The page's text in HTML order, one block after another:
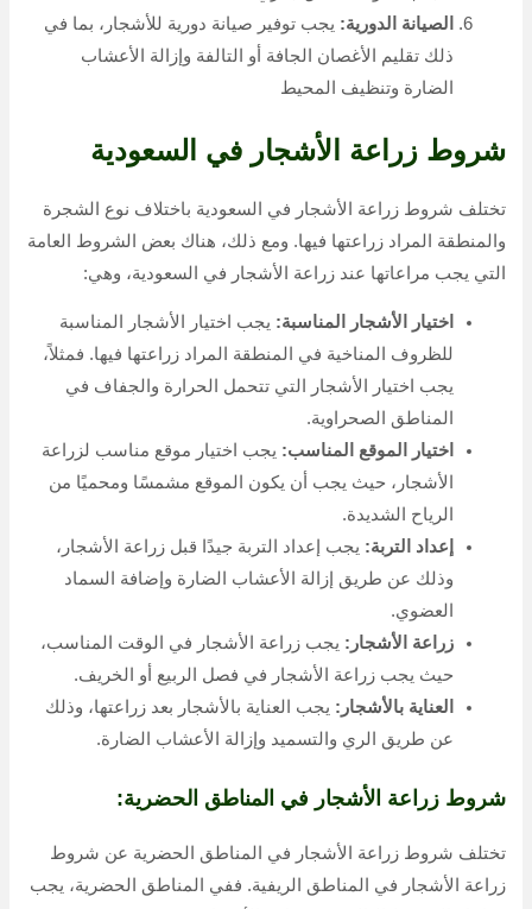
الصيانة الدورية: يجب توفير صيانة دورية للأشجار، بما في
ذلك تقليم الأغصان الجافة أو التالفة وإزالة الأعشاب
الضارة وتنظيف المحيط
شروط زراعة الأشجار في السعودية
تختلف شروط زراعة الأشجار في السعودية باختلاف نوع الشجرة
والمنطقة المراد زراعتها فيها. ومع ذلك، هناك بعض الشروط العامة
التي يجب مراعاتها عند زراعة الأشجار في السعودية، وهي:
اختيار الأشجار المناسبة: يجب اختيار الأشجار المناسبة
للظروف المناخية في المنطقة المراد زراعتها فيها. فمثلاً،
يجب اختيار الأشجار التي تتحمل الحرارة والجفاف في
المناطق الصحراوية.
اختيار الموقع المناسب: يجب اختيار موقع مناسب لزراعة
الأشجار، حيث يجب أن يكون الموقع مشمسًا ومحميًا من
الرياح الشديدة.
إعداد التربة: يجب إعداد التربة جيدًا قبل زراعة الأشجار،
وذلك عن طريق إزالة الأعشاب الضارة وإضافة السماد
العضوي.
زراعة الأشجار: يجب زراعة الأشجار في الوقت المناسب،
حيث يجب زراعة الأشجار في فصل الربيع أو الخريف.
العناية بالأشجار: يجب العناية بالأشجار بعد زراعتها، وذلك
عن طريق الري والتسميد وإزالة الأعشاب الضارة.
شروط زراعة الأشجار في المناطق الحضرية:
تختلف شروط زراعة الأشجار في المناطق الحضرية عن شروط
زراعة الأشجار في المناطق الريفية. ففي المناطق الحضرية، يجب